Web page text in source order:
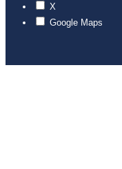
X
Google Maps